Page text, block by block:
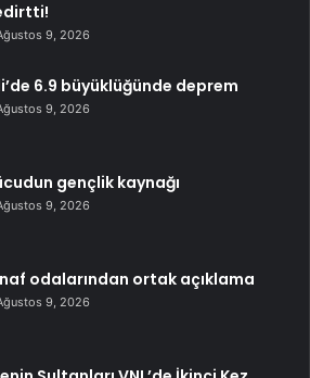
9, 2026
6.9 büyüklüğünde deprem
9, 2026
gençlik kaynağı
9, 2026
odalarından ortak açıklama
9, 2026